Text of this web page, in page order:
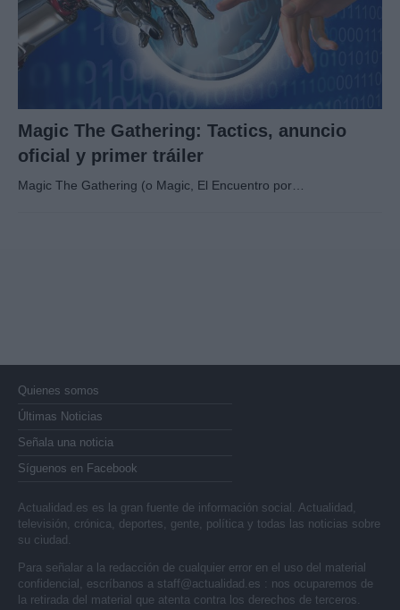
Magic The Gathering: Tactics, anuncio
oficial y primer tráiler
Magic The Gathering (o Magic, El Encuentro por…
Quienes somos
Últimas Noticias
Señala una noticia
Síguenos en Facebook
Actualidad.es es la gran fuente de información social. Actualidad,
televisión, crónica, deportes, gente, política y todas las noticias sobre
su ciudad.
Para señalar a la redacción de cualquier error en el uso del material
confidencial, escríbanos a staff@actualidad.es : nos ocuparemos de
la retirada del material que atenta contra los derechos de terceros.